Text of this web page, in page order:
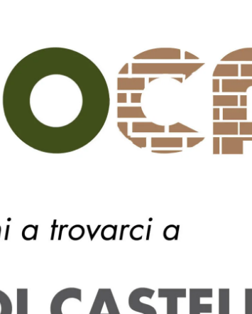
presso la casa circondariale di
scontare una pena di 3 anni e 6 mesi.
Studi Musicali della Valtiberina
Guitar Trio in concerto per
al Centro”